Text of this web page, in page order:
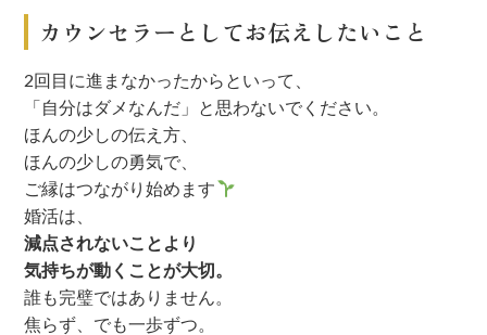
カウンセラーとしてお伝えしたいこと
2回目に進まなかったからといって、
「自分はダメなんだ」と思わないでください。
ほんの少しの伝え方、
ほんの少しの勇気で、
ご縁はつながり始めます
婚活は、
減点されないことより
気持ちが動くことが大切。
誰も完璧ではありません。
焦らず、でも一歩ずつ。